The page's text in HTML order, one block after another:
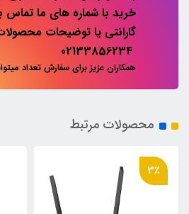
خرید با شماره های ما تماس
گارانتی یا توضیحات
همکاران عزیز برای سفارش تعداد
محصولات مرتبط
3٪